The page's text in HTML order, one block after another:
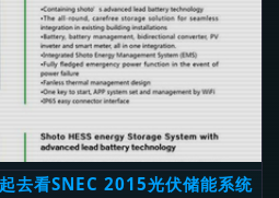
去看SNEC 2015光伏储能系统